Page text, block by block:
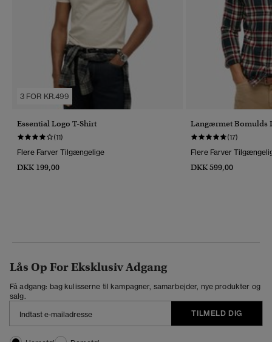
3 FOR KR.499
Essential Logo T-Shirt
(11)
Flere Farver Tilgængelige
DKK 199,00
Langærmet Bomulds
(17)
Flere Farver
DKK 599,00
Lås Op For Eksklusiv Adgang
Få adgang: bag kulisserne til kampagner, samarbejder, nye produkter og
salg.
TILMELD DIG